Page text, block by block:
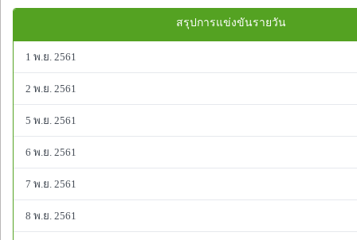
สรุปการแข่งขันรายวัน
1 พ.ย. 2561
2 พ.ย. 2561
5 พ.ย. 2561
6 พ.ย. 2561
7 พ.ย. 2561
8 พ.ย. 2561